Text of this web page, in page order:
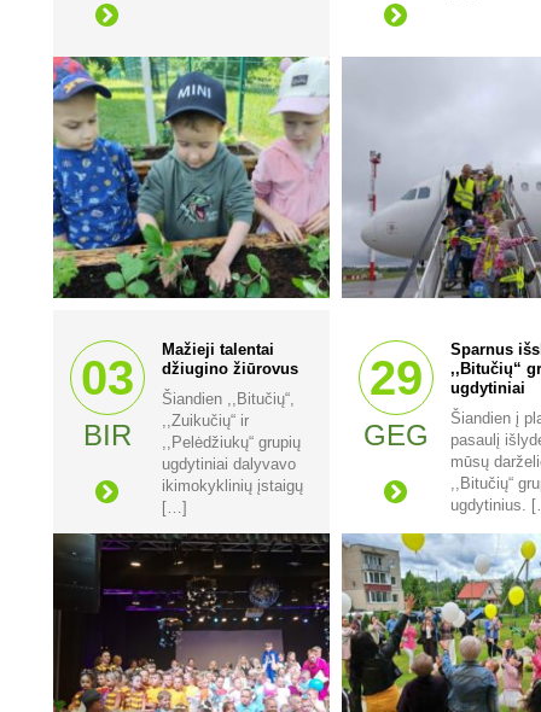
03
BIR
Mažieji talentai
džiugino žiūrovus
Šiandien ,,Bitučių“,
,,Zuikučių“ ir
,,Pelėdžiukų“ grupių
ugdytiniai dalyvavo
ikimokyklinių įstaigų
[…]
29
GEG
Sparnus
,,Bitučių“
ugdytiniai
Šiandien į
pasaulį
mūsų
,,Bitučių“
ugdytinius.